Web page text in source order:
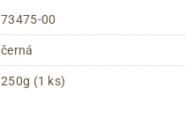
73475-00
černá
250g (1 ks)